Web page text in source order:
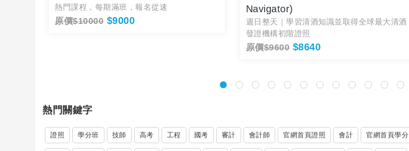
熱門課程，每期滿班，報名從速
原價$10000$9000
Navigator)
週日整天｜學習清酒知識並取得全球最大清酒
發證機構初階證照
原價$9600$8640
熱門關鍵字
證照 學分班 技師 高考 工程 國考 審計 會計師 官網首頁證照 會計 官網首頁學分